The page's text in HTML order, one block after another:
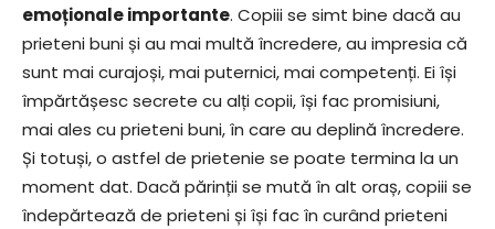
emoționale importante. Copiii se simt bine dacă au
prieteni buni și au mai multă încredere, au impresia că
sunt mai curajoși, mai puternici, mai competenți. Ei își
împărtășesc secrete cu alți copii, își fac promisiuni,
mai ales cu prieteni buni, în care au deplină încredere.
Și totuși, o astfel de prietenie se poate termina la un
moment dat. Dacă părinții se mută în alt oraș, copiii se
îndepărtează de prieteni și își fac în curând prieteni